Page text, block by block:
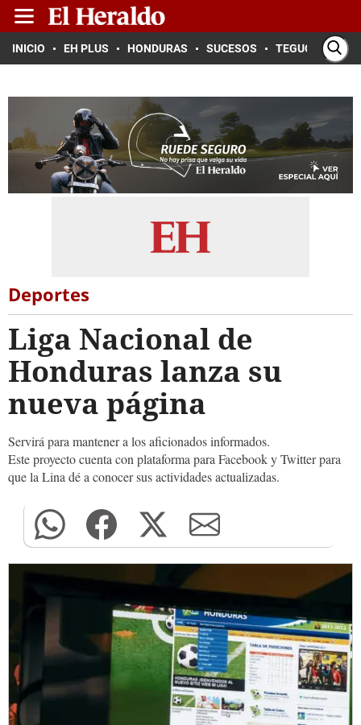
INICIO EH PLUS HONDURAS SUCESOS TEGUCIGALPA
Deportes
Liga Nacional de
Honduras lanza su
nueva página
Servirá para mantener a los aficionados informados.
Este proyecto cuenta con plataforma para Facebook y Twitter para
que la Lina dé a conocer sus actividades actualizadas.